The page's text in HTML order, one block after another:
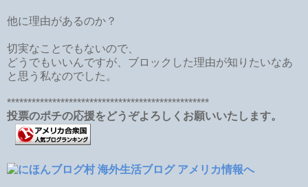
他に理由があるのか？
切実なことでもないので、
どうでもいいんですが、ブロックした理由が知りたいなあ
と思う私なのでした。
*************************************************
投票のポチの応援をどうぞよろしくお願いいたします。